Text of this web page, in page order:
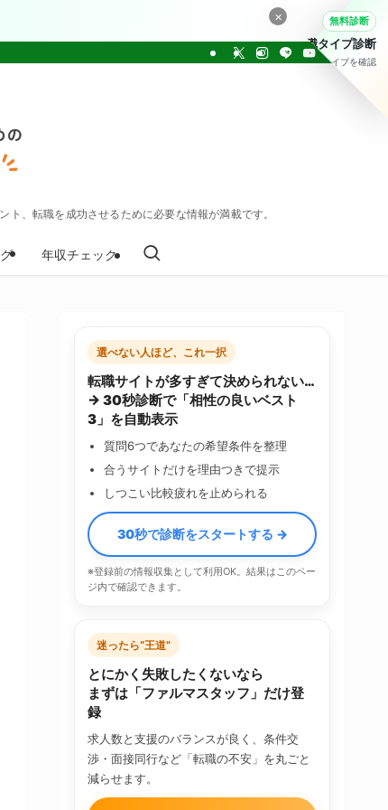
、転職を成功させるために必要な情報が満載です。
年収チェック
選べない人ほど、これ一択
転職サイトが多すぎて決められない…
→ 30秒診断で「相性の良いベスト
3」を自動表示
質問6つであなたの希望条件を整理
合うサイトだけを理由つきで提示
しつこい比較疲れを止められる
30秒で診断をスタートする →
※登録前の情報収集として利用OK。結果はこのペー
ジ内で確認できます。
迷ったら“王道”
とにかく失敗したくないなら
まずは「ファルマスタッフ」だけ登
録
求人数と支援のバランスが良く、条件交
渉・面接同行など「転職の不安」を丸ごと
減らせます。
× 無料診断
転職タイプ診断
30問でタイプを確認